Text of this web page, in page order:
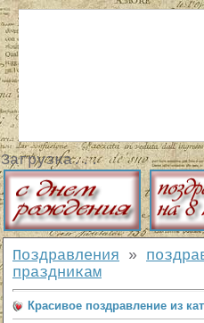
Загрузка...
Поздравления »
праздникам
Красивое поздравление из